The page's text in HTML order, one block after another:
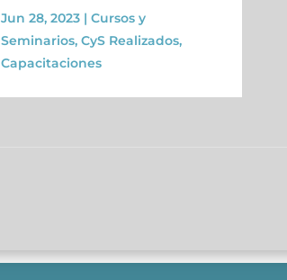
Jun 28, 2023 |Cursos y
Seminarios,CyS Realizados,
Capacitaciones